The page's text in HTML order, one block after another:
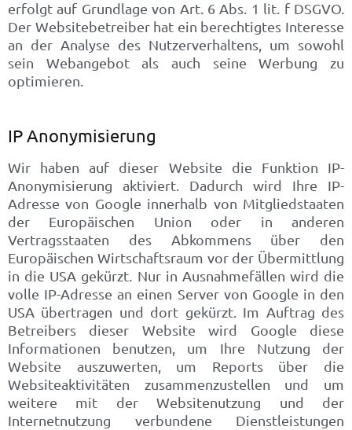
erfolgt auf Grundlage von Art. 6 Abs. 1 lit. f DSGVO.
Der Websitebetreiber hat ein berechtigtes Interesse
an der Analyse des Nutzerverhaltens, um sowohl
sein Webangebot als auch seine Werbung zu
optimieren.
IP Anonymisierung
Wir haben auf dieser Website die Funktion IP-
Anonymisierung aktiviert. Dadurch wird Ihre IP-
Adresse von Google innerhalb von Mitgliedstaaten
der Europäischen Union oder in anderen
Vertragsstaaten des Abkommens über den
Europäischen Wirtschaftsraum vor der Übermittlung
in die USA gekürzt. Nur in Ausnahmefällen wird die
volle IP-Adresse an einen Server von Google in den
USA übertragen und dort gekürzt. Im Auftrag des
Betreibers dieser Website wird Google diese
Informationen benutzen, um Ihre Nutzung der
Website auszuwerten, um Reports über die
Websiteaktivitäten zusammenzustellen und um
weitere mit der Websitenutzung und der
Internetnutzung verbundene Dienstleistungen